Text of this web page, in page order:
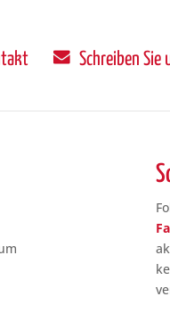
Schreiben Sie